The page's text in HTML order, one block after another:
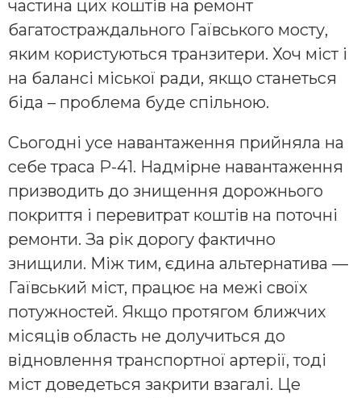
частина цих коштів на ремонт
багатостраждального Гаївського мосту,
яким користуються транзитери. Хоч міст і
на балансі міської ради, якщо станеться
біда – проблема буде спільною.
Сьогодні усе навантаження прийняла на
себе траса Р-41. Надмірне навантаження
призводить до знищення дорожнього
покриття і перевитрат коштів на поточні
ремонти. За рік дорогу фактично
знищили. Між тим, єдина альтернатива —
Гаївський міст, працює на межі своїх
потужностей. Якщо протягом ближчих
місяців область не долучиться до
відновлення транспортної артерії, тоді
міст доведеться закрити взагалі. Це